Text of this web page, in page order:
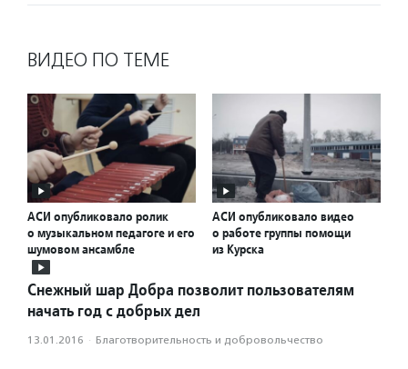
ВИДЕО ПО ТЕМЕ
АСИ опубликовало ролик
о музыкальном педагоге и его
шумовом ансамбле
АСИ опубликовало видео
о работе группы помощи
из Курска
Снежный шар Добра позволит пользователям
начать год с добрых дел
13.01.2016 · Благотвори­тель­ность и доброволь­чест­во